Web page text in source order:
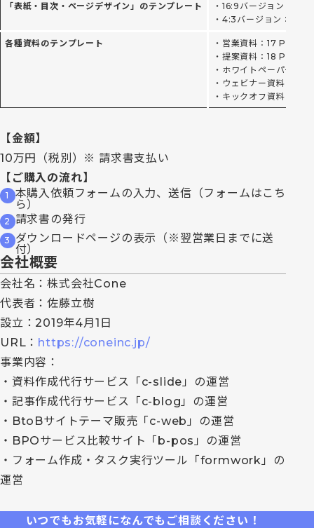
「表紙・目次・ページデザイン」のテンプレート
・16:9バージョン：48
・4:3バージョン：19 P
各種資料のテンプレート
・営業資料：17 P
・提案資料：18 P
・ホワイトペーパー：
・ウェビナー資料：19 P
・キックオフ資料：9 P
【金額】
10万円（税別）※ 請求書支払い
【ご購入の流れ】
本購入依頼フォームの入力、送信（フォームはこち
ら）
請求書の発行
ダウンロードページの表示（※翌営業日までに送
付）
会社概要
会社名：株式会社Cone
代表者：佐藤立樹
設立：2019年4月1日
URL： https://coneinc.jp/
事業内容：
・資料作成代行サービス「c-slide」の運営
・記事作成代行サービス「c-blog」の運営
・BtoBサイトテーマ販売「c-web」の運営
・BPOサービス比較サイト「b-pos」の運営
・フォーム作成・タスク実行ツール「formwork」の
運営
いつでもお気軽になんでもご相談ください！